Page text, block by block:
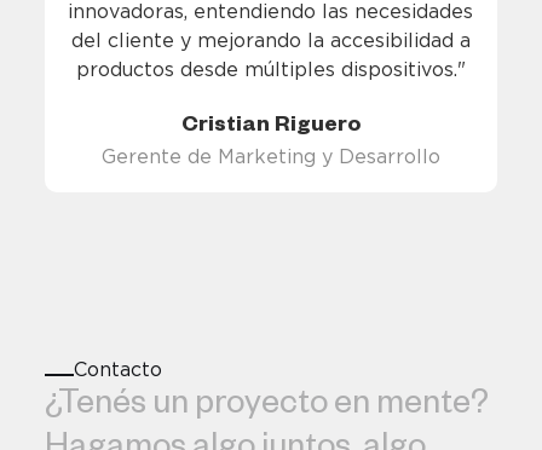
innovadoras, entendiendo las necesidades
del cliente y mejorando la accesibilidad a
productos desde múltiples dispositivos."
Cristian Riguero
Gerente de Marketing y Desarrollo
Contacto
¿Tenés un proyecto en mente?
¿Tenés un proyecto en mente?